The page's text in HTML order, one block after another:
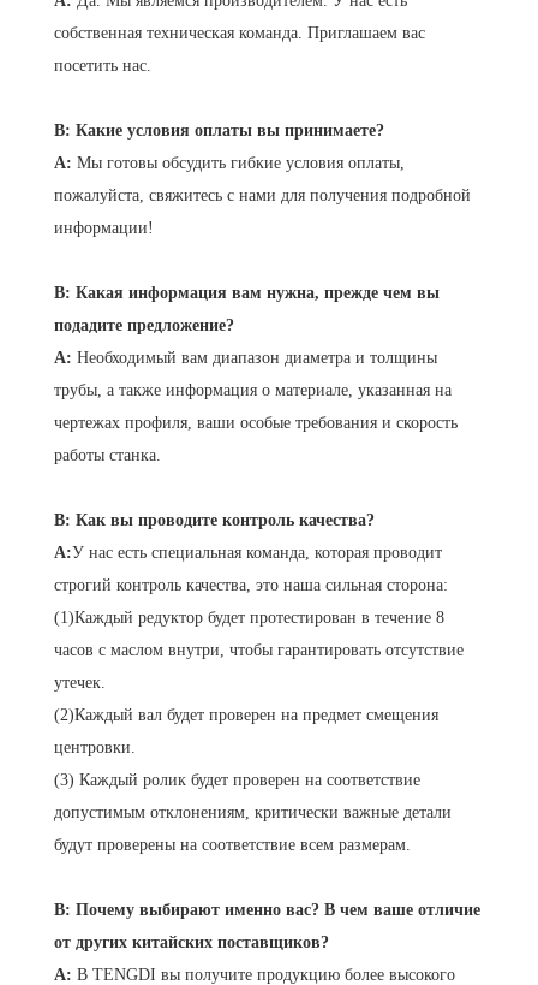
собственная техническая команда. Приглашаем вас
посетить нас.
В: Какие условия оплаты вы принимаете?
А: Мы готовы обсудить гибкие условия оплаты,
пожалуйста, свяжитесь с нами для получения подробной
информации!
В: Какая информация вам нужна, прежде чем вы
подадите предложение?
A: Необходимый вам диапазон диаметра и толщины
трубы, а также информация о материале, указанная на
чертежах профиля, ваши особые требования и скорость
работы станка.
В: Как вы проводите контроль качества?
A:У нас есть специальная команда, которая проводит
строгий контроль качества, это наша сильная сторона:
(1)Каждый редуктор будет протестирован в течение 8
часов с маслом внутри, чтобы гарантировать отсутствие
утечек.
(2)Каждый вал будет проверен на предмет смещения
центровки.
(3) Каждый ролик будет проверен на соответствие
допустимым отклонениям, критически важные детали
будут проверены на соответствие всем размерам.
В: Почему выбирают именно вас? В чем ваше отличие
от других китайских поставщиков?
A: В TENGDI вы получите продукцию более высокого